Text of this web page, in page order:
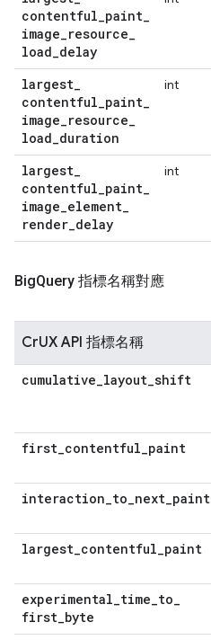
contentful_paint_
image_resource_
load_delay
largest_
contentful_paint_
image_resource_
load_duration
int
largest_
contentful_paint_
image_element_
render_delay
int
BigQuery 指標名稱對應
CrUX API 指標名稱
cumulative_layout_shift
first_contentful_paint
interaction_to_next_paint
largest_contentful_paint
experimental_time_to_
first_byte